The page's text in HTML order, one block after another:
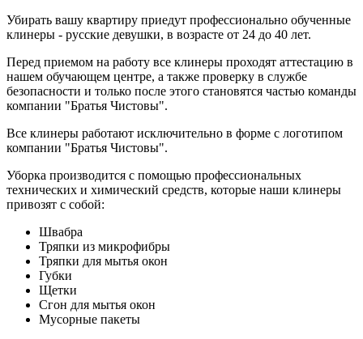
Убирать вашу квартиру приедут профессионально обученные
клинеры - русские девушки, в возрасте от 24 до 40 лет.
Перед приемом на работу все клинеры проходят аттестацию в
нашем обучающем центре, а также проверку в службе
безопасности и только после этого становятся частью команды
компании "Братья Чистовы".
Все клинеры работают исключительно в форме с логотипом
компании "Братья Чистовы".
Уборка производится с помощью профессиональных
технических и химический средств, которые наши клинеры
привозят с собой:
Швабра
Тряпки из микрофибры
Тряпки для мытья окон
Губки
Щетки
Сгон для мытья окон
Мусорные пакеты